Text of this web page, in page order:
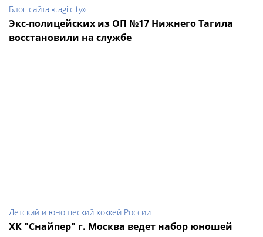
Блог сайта «tagilcity»
Экс-полицейских из ОП №17 Нижнего Тагила
восстановили на службе
Детский и юношеский хоккей России
ХК "Снайпер" г. Москва ведет набор юношей